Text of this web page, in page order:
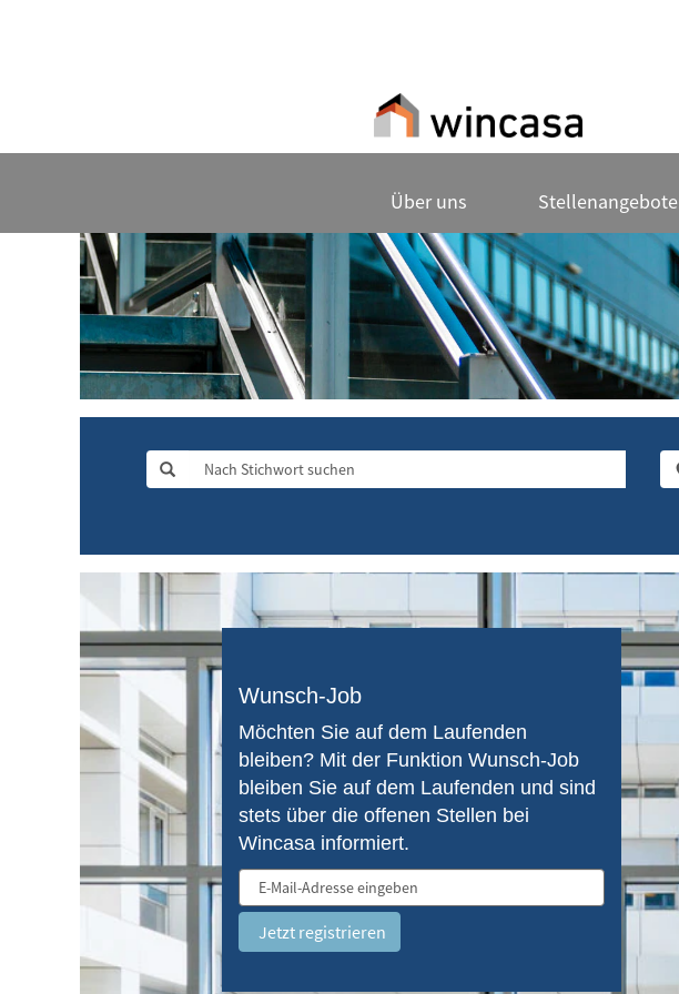
Über uns Stellenangebote
Wunsch-Job
Möchten Sie auf dem Laufenden
bleiben? Mit der Funktion Wunsch-Job
bleiben Sie auf dem Laufenden und sind
stets über die offenen Stellen bei
Wincasa informiert.